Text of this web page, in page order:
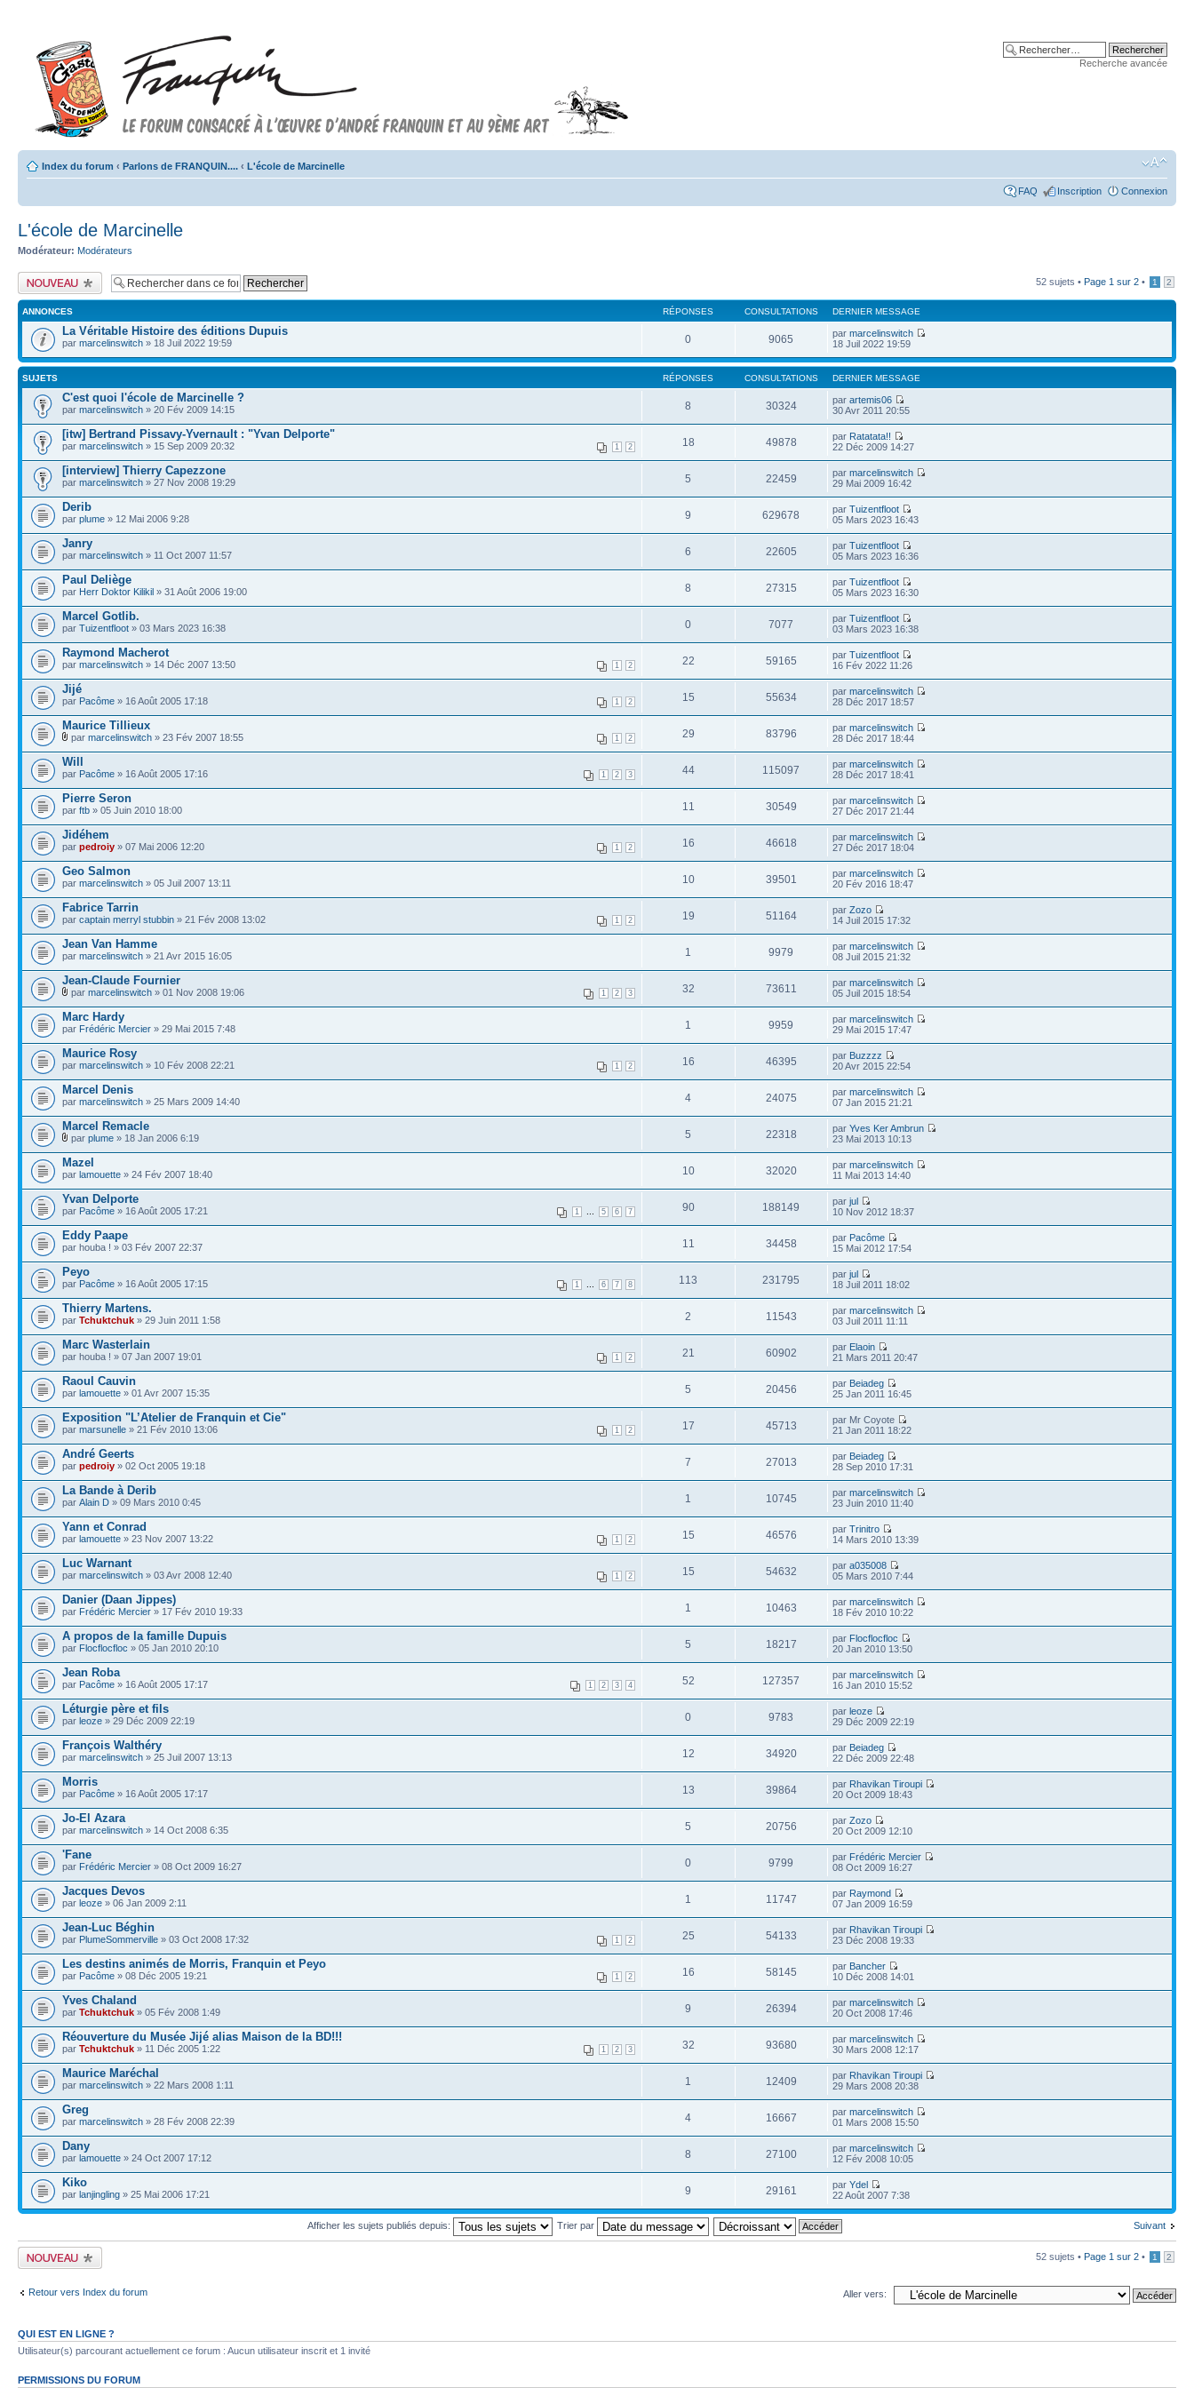
Recherche avancée
Index du forum ‹ Parlons de FRANQUIN.... ‹ L'école de Marcinelle
FAQ Inscription Connexion
L'école de Marcinelle
Modérateur: Modérateurs
Publier un nouveau
sujet
52 sujets • Page 1 sur 2 • 1 2
ANNONCES RÉPONSES CONSULTATIONS DERNIER MESSAGE
La Véritable Histoire des éditions Dupuis
par marcelinswitch » 18 Juil 2022 19:59 0 9065 parmarcelinswitch
18 Juil 2022 19:59
SUJETS RÉPONSES CONSULTATIONS DERNIER MESSAGE
C'est quoi l'école de Marcinelle ?
par marcelinswitch » 20 Fév 2009 14:15 8 30324 parartemis06
30 Avr 2011 20:55
[itw] Bertrand Pissavy-Yvernault : "Yvan Delporte"
1 2
par marcelinswitch » 15 Sep 2009 20:32 18 49878 par Ratatata!!
22 Déc 2009 14:27
[interview] Thierry Capezzone
par marcelinswitch » 27 Nov 2008 19:29 5 22459 parmarcelinswitch
29 Mai 2009 16:42
Derib
par plume » 12 Mai 2006 9:28 9 629678 parTuizentfloot
05 Mars 2023 16:43
Janry
par marcelinswitch » 11 Oct 2007 11:57 6 22605 parTuizentfloot
05 Mars 2023 16:36
Paul Deliège
par Herr Doktor Kilikil » 31 Août 2006 19:00 8 27315 parTuizentfloot
05 Mars 2023 16:30
Marcel Gotlib.
par Tuizentfloot » 03 Mars 2023 16:38 0 7077 parTuizentfloot
03 Mars 2023 16:38
Raymond Macherot
1 2
par marcelinswitch » 14 Déc 2007 13:50 22 59165 parTuizentfloot
16 Fév 2022 11:26
Jijé
1 2
par Pacôme » 16 Août 2005 17:18 15 55634 parmarcelinswitch
28 Déc 2017 18:57
Maurice Tillieux
1 2
par marcelinswitch » 23 Fév 2007 18:55 29 83796 parmarcelinswitch
28 Déc 2017 18:44
Will
1 2 3
par Pacôme » 16 Août 2005 17:16 44 115097 parmarcelinswitch
28 Déc 2017 18:41
Pierre Seron
par ftb » 05 Juin 2010 18:00 11 30549 parmarcelinswitch
27 Déc 2017 21:44
Jidéhem
1 2
par pedroiy » 07 Mai 2006 12:20 16 46618 parmarcelinswitch
27 Déc 2017 18:04
Geo Salmon
par marcelinswitch » 05 Juil 2007 13:11 10 39501 parmarcelinswitch
20 Fév 2016 18:47
Fabrice Tarrin
1 2
par captain merryl stubbin » 21 Fév 2008 13:02 19 51164 parZozo
14 Juil 2015 17:32
Jean Van Hamme
par marcelinswitch » 21 Avr 2015 16:05 1 9979 parmarcelinswitch
08 Juil 2015 21:32
Jean-Claude Fournier
1 2 3
par marcelinswitch » 01 Nov 2008 19:06 32 73611 parmarcelinswitch
05 Juil 2015 18:54
Marc Hardy
par Frédéric Mercier » 29 Mai 2015 7:48 1 9959 parmarcelinswitch
29 Mai 2015 17:47
Maurice Rosy
1 2
par marcelinswitch » 10 Fév 2008 22:21 16 46395 par Buzzzz
20 Avr 2015 22:54
Marcel Denis
par marcelinswitch » 25 Mars 2009 14:40 4 24075 parmarcelinswitch
07 Jan 2015 21:21
Marcel Remacle
par plume » 18 Jan 2006 6:19 5 22318 parYves Ker Ambrun
23 Mai 2013 10:13
Mazel
par lamouette » 24 Fév 2007 18:40 10 32020 parmarcelinswitch
11 Mai 2013 14:40
Yvan Delporte
1 5 6 7
par Pacôme » 16 Août 2005 17:21 90 188149 parjul
10 Nov 2012 18:37
Eddy Paape
par houba ! » 03 Fév 2007 22:37 11 34458 par Pacôme
15 Mai 2012 17:54
Peyo
1 6 7 8
par Pacôme » 16 Août 2005 17:15 113 231795 parjul
18 Juil 2011 18:02
Thierry Martens.
par Tchuktchuk » 29 Juin 2011 1:58 2 11543 parmarcelinswitch
03 Juil 2011 11:11
Marc Wasterlain
1 2
par houba ! » 07 Jan 2007 19:01 21 60902 par Elaoin
21 Mars 2011 20:47
Raoul Cauvin
par lamouette » 01 Avr 2007 15:35 5 20456 par Beiadeg
25 Jan 2011 16:45
Exposition "L’Atelier de Franquin et Cie"
1 2
par marsunelle » 21 Fév 2010 13:06 17 45713
par Mr Coyote
21 Jan 2011 18:22
André Geerts
par pedroiy » 02 Oct 2005 19:18 7 27013 par Beiadeg
28 Sep 2010 17:31
La Bande à Derib
par Alain D » 09 Mars 2010 0:45 1 10745 parmarcelinswitch
23 Juin 2010 11:40
Yann et Conrad
1 2
par lamouette » 23 Nov 2007 13:22 15 46576 parTrinitro
14 Mars 2010 13:39
Luc Warnant
1 2
par marcelinswitch » 03 Avr 2008 12:40 15 54632 para035008
05 Mars 2010 7:44
Danier (Daan Jippes)
par Frédéric Mercier » 17 Fév 2010 19:33 1 10463 parmarcelinswitch
18 Fév 2010 10:22
A propos de la famille Dupuis
par Flocflocfloc » 05 Jan 2010 20:10 5 18217 par Flocflocfloc
20 Jan 2010 13:50
Jean Roba
1 2 3 4
par Pacôme » 16 Août 2005 17:17 52 127357 parmarcelinswitch
16 Jan 2010 15:52
Léturgie père et fils
par leoze » 29 Déc 2009 22:19 0 9783 parleoze
29 Déc 2009 22:19
François Walthéry
par marcelinswitch » 25 Juil 2007 13:13 12 34920 par Beiadeg
22 Déc 2009 22:48
Morris
par Pacôme » 16 Août 2005 17:17 13 39864 par Rhavikan Tiroupi
20 Oct 2009 18:43
Jo-El Azara
par marcelinswitch » 14 Oct 2008 6:35 5 20756 parZozo
20 Oct 2009 12:10
'Fane
par Frédéric Mercier » 08 Oct 2009 16:27 0 9799 par Frédéric Mercier
08 Oct 2009 16:27
Jacques Devos
par leoze » 06 Jan 2009 2:11 1 11747 par Raymond
07 Jan 2009 16:59
Jean-Luc Béghin
1 2
par PlumeSommerville » 03 Oct 2008 17:32 25 54133 par Rhavikan Tiroupi
23 Déc 2008 19:33
Les destins animés de Morris, Franquin et Peyo
1 2
par Pacôme » 08 Déc 2005 19:21 16 58145 par Bancher
10 Déc 2008 14:01
Yves Chaland
par Tchuktchuk » 05 Fév 2008 1:49 9 26394 parmarcelinswitch
20 Oct 2008 17:46
Réouverture du Musée Jijé alias Maison de la BD!!!
1 2 3
par Tchuktchuk » 11 Déc 2005 1:22 32 93680 parmarcelinswitch
30 Mars 2008 12:17
Maurice Maréchal
par marcelinswitch » 22 Mars 2008 1:11 1 12409 par Rhavikan Tiroupi
29 Mars 2008 20:38
Greg
par marcelinswitch » 28 Fév 2008 22:39 4 16667 parmarcelinswitch
01 Mars 2008 15:50
Dany
par lamouette » 24 Oct 2007 17:12 8 27100 parmarcelinswitch
12 Fév 2008 10:05
Kiko
par lanjingling » 25 Mai 2006 17:21 9 29161 parYdel
22 Août 2007 7:38
Suivant
Afficher les sujets publiés depuis: Trier par
Publier un nouveau
sujet
52 sujets • Page 1 sur 2 • 1 2
Retour vers Index du forum Aller vers:
QUI EST EN LIGNE ?
Utilisateur(s) parcourant actuellement ce forum : Aucun utilisateur inscrit et 1 invité
PERMISSIONS DU FORUM